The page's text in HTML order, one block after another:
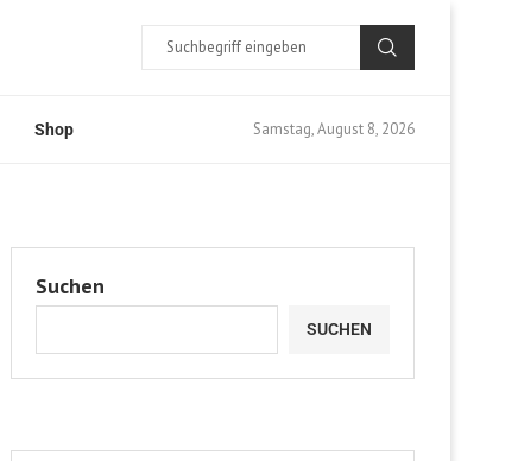
Shop Samstag, August 8, 2026
Suchen
SUCHEN